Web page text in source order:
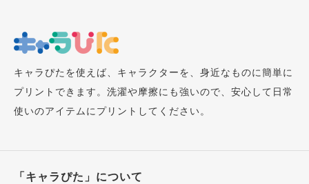
キャラぴたを使えば、キャラクターを、身近なものに簡単に
プリントできます。洗濯や摩擦にも強いので、安心して日常
使いのアイテムにプリントしてください。
「キャラぴた」について